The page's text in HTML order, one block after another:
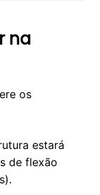
na
os
estará
de flexão